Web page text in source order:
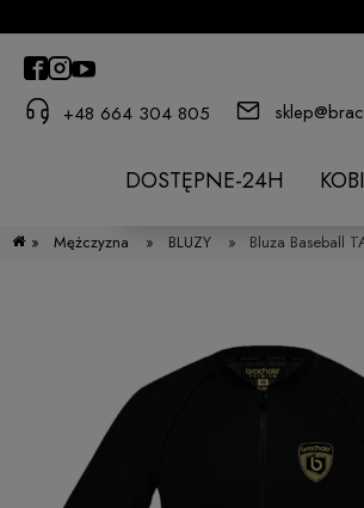
+48 664 304 805
DOSTĘPNE-24H
» Mężczyzna » BLUZY » Bluza Baseball